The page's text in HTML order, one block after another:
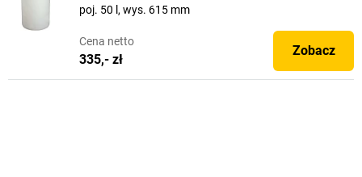
poj. 50 l, wys. 615 mm
Cena netto
335,- zł
Zobacz